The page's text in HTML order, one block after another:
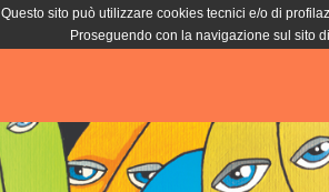
Questo sito può utilizzare cookies tecnici e/o di
Proseguendo con la navigazione sul sito